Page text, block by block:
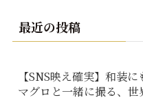
最近の投稿
【SNS映え確実】和装
マグロと一緒に撮る、